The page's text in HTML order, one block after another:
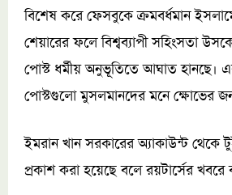
বিশেষ করে ফেসবুকে ক্রমবর্ধমান
শেয়ারের ফলে বিশ্বব্যাপী সহিংসতা
পোস্ট ধর্মীয় অনুভূতিতে আঘাত হানছে।
পোস্টগুলো মুসলমানদের মনে ক্ষোভের
ইমরান খান সরকারের অ্যাকাউন্ট থেকে
প্রকাশ করা হয়েছে বলে রয়টার্সের খবরে